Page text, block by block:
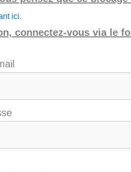
ici.
connectez-vous via le